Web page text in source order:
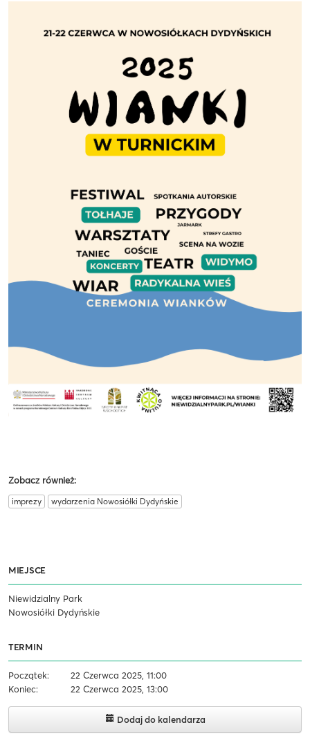
Zobacz również:
imprezy wydarzenia Nowosiółki Dydyńskie
MIEJSCE
Niewidzialny Park
Nowosiółki Dydyńskie
TERMIN
Początek:
22 Czerwca 2025, 11:00
Koniec:
22 Czerwca 2025, 13:00
Dodaj do kalendarza